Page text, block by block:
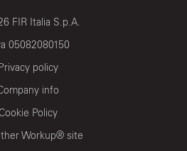
FIR Italia S.p.A.
05082080150
Privacy policy
info
Cookie Policy
Workup® site